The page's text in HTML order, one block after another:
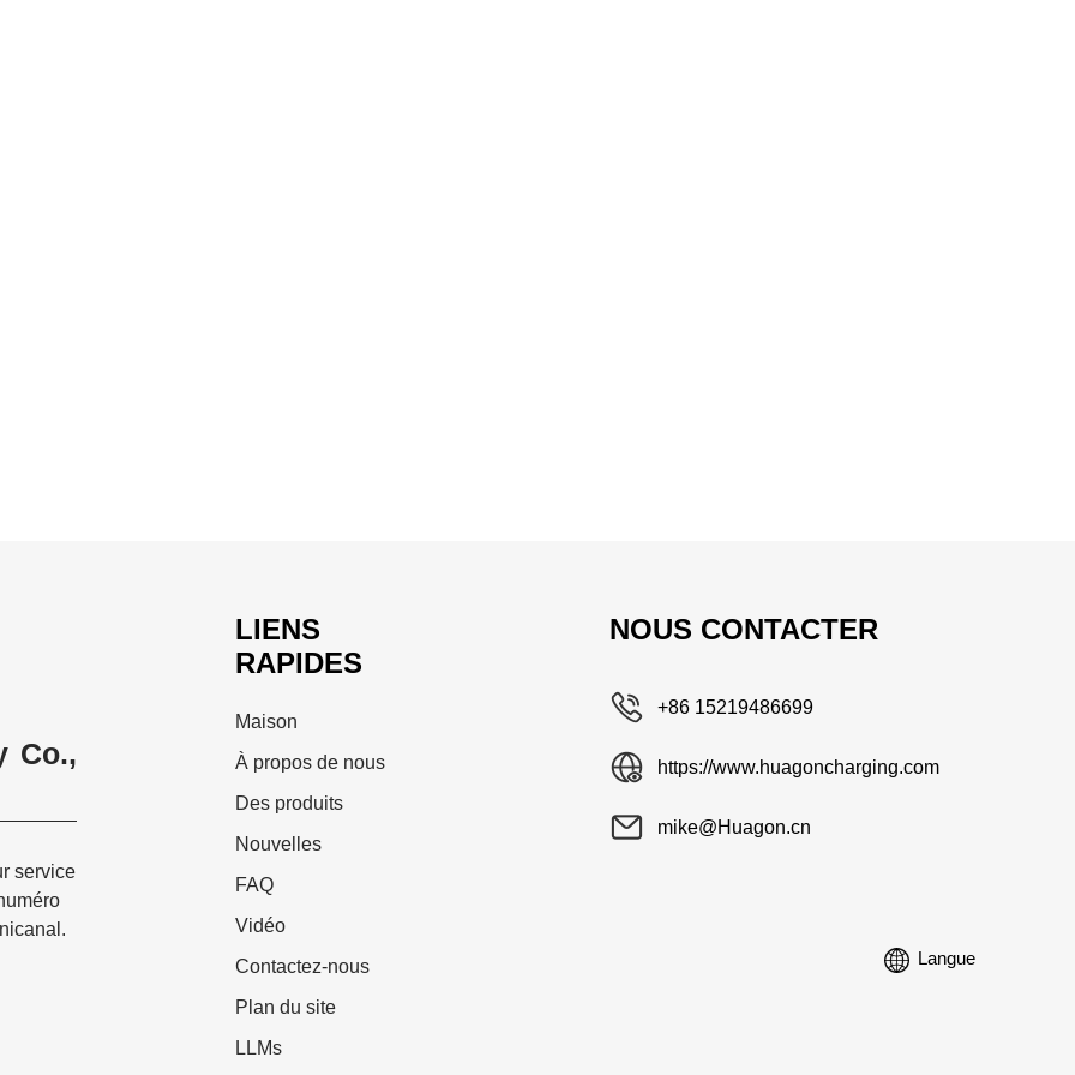
Co.,
service
LIENS
RAPIDES
Maison
À propos de nous
Des produits
Nouvelles
FAQ
Vidéo
Contactez-nous
Plan du site
LLMs
NOUS CONTACTER
+86 15219486699
https://www.huagoncharging.com
mike@Huagon.cn
Langue